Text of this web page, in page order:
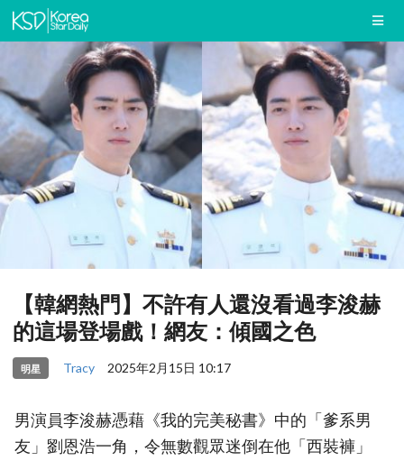
【韓網熱門】不許有人還沒看過李浚赫
的這場登場戲！網友：傾國之色
明星 Tracy 2025年2月15日 10:17
男演員李浚赫憑藉《我的完美秘書》中的「爹系男
友」劉恩浩一角，令無數觀眾迷倒在他「西裝褲」